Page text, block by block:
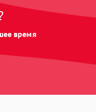
время